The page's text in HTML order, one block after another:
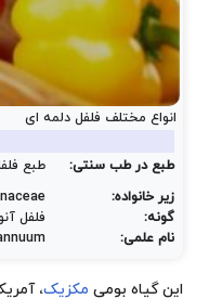
انواع مختلف فلفل دلمه ای
طبع در طب سنتی:
طبع
زیر خانواده:
گونه:
فلفل
نام علمی:
این گیاه بومی مکزیک،